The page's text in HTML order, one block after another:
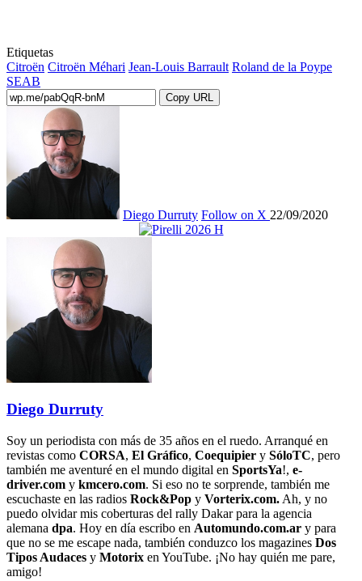
Etiquetas
Citroën Citroën Méhari Jean-Louis Barrault Roland de la Poype
SEAB
Copy URL
Diego Durruty Follow on X 22/09/2020
Diego Durruty
Soy un periodista con más de 35 años en el ruedo. Arranqué en
revistas como CORSA, El Gráfico, Coequipier y SóloTC, pero
también me aventuré en el mundo digital en SportsYa!, e-
driver.com y kmcero.com. Si eso no te sorprende, también me
escuchaste en las radios Rock&Pop y Vorterix.com. Ah, y no
puedo olvidar mis coberturas del rally Dakar para la agencia
alemana dpa. Hoy en día escribo en Automundo.com.ar y para
que no se me escape nada, también conduzco los magazines Dos
Tipos Audaces y Motorix en YouTube. ¡No hay quién me pare,
amigo!